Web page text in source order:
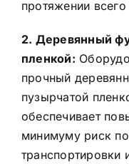
протяжении
2. Деревянный
пленкой:
прочный
пузырчатой
обеспечивает
минимуму риск
транспортировки